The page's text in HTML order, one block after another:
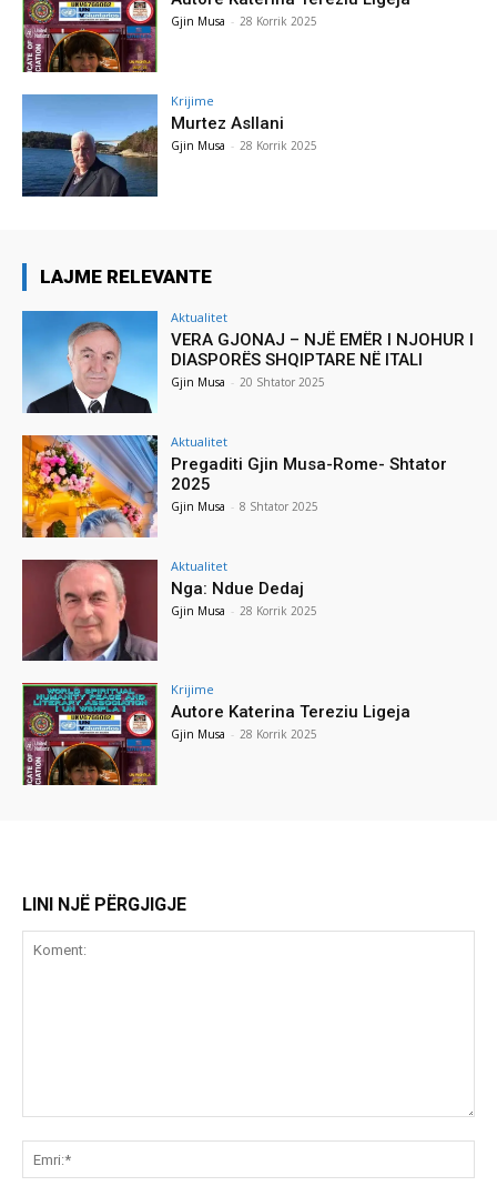
Gjin Musa - 28 Korrik 2025
Krijime
Murtez Asllani
Gjin Musa - 28 Korrik 2025
LAJME RELEVANTE
Aktualitet
VERA GJONAJ – NJË EMËR I NJOHUR I
DIASPORËS SHQIPTARE NË ITALI
Gjin Musa - 20 Shtator 2025
Aktualitet
Pregaditi Gjin Musa-Rome- Shtator
2025
Gjin Musa - 8 Shtator 2025
Aktualitet
Nga: Ndue Dedaj
Gjin Musa - 28 Korrik 2025
Krijime
Autore Katerina Tereziu Ligeja
Gjin Musa - 28 Korrik 2025
LINI NJË PËRGJIGJE